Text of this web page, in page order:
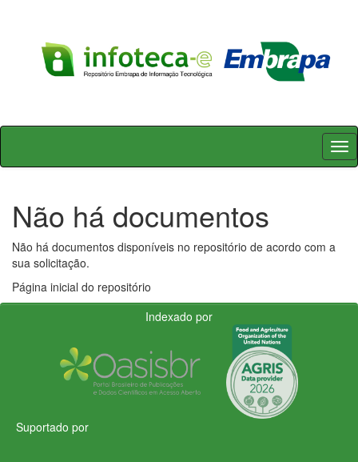
Skip
Não há documentos
Não há documentos disponíveis no repositório de acordo com a
sua solicitação.
Página inicial do repositório
Indexado por
Suportado por